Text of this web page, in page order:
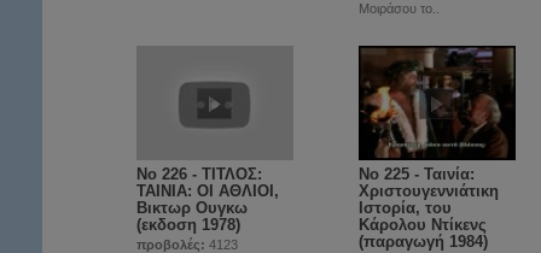
Μοιράσου το..
Νο 226 - ΤΙΤΛΟΣ:
ΤΑΙΝΙΑ: ΟΙ ΑΘΛΙΟΙ,
Βικτωρ Ουγκω
(εκδοση 1978)
προβολές: 4123
No 225 - Ταινία:
Χριστουγεννιάτικη
Ιστορία, του
Κάρολου Ντίκενς
(παραγωγή 1984)